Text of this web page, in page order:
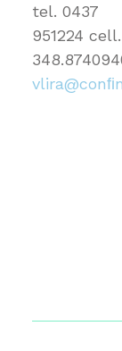
tel. 0437
951224 cell.